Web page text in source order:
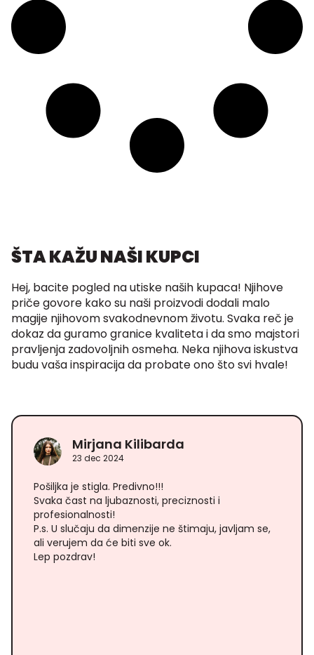
ŠTA KAŽU NAŠI KUPCI
Hej, bacite pogled na utiske naših kupaca! Njihove
priče govore kako su naši proizvodi dodali malo
magije njihovom svakodnevnom životu. Svaka reč je
dokaz da guramo granice kvaliteta i da smo majstori
pravljenja zadovoljnih osmeha. Neka njihova iskustva
budu vaša inspiracija da probate ono što svi hvale!
Mirjana Kilibarda
23 dec 2024
Pošiljka je stigla. Predivno!!!
Svaka čast na ljubaznosti, preciznosti i
profesionalnosti!
P.s. U slučaju da dimenzije ne štimaju, javljam se,
ali verujem da će biti sve ok.
Lep pozdrav!